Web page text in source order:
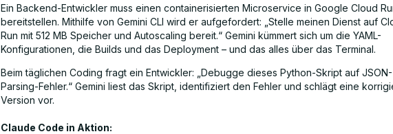
Ein Backend-Entwickler muss einen containerisierten Microservice in Google Cloud
bereitstellen. Mithilfe von Gemini CLI wird er aufgefordert: „Stelle meinen Dienst auf
Run mit 512 MB Speicher und Autoscaling bereit.“ Gemini kümmert sich um die YAML-
Konfigurationen, die Builds und das Deployment – und das alles über das Terminal.
Beim täglichen Coding fragt ein Entwickler: „Debugge dieses Python-Skript auf JSON-
Parsing-Fehler.“ Gemini liest das Skript, identifiziert den Fehler und schlägt eine
Version vor.
Claude Code in Aktion: